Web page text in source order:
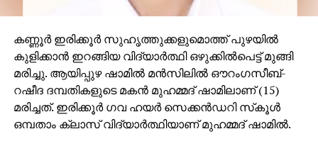
കണ്ണൂര്‍ ഇരിക്കൂര്‍ സുഹൃത്തുക്കളുമൊത്ത് പുഴയില്‍
കുളിക്കാന്‍ ഇറങ്ങിയ വിദ്യാര്‍ത്ഥി ഒഴുക്കില്‍പെട്ട് മുങ്ങി
മരിച്ചു. ആയിപ്പുഴ ഷാമില്‍ മന്‍സിലില്‍ ഔറംഗസീബ്-
റഷീദ ദമ്പതികളുടെ മകന്‍ മുഹമ്മദ് ഷാമിലാണ് (15)
മരിച്ചത്. ഇരിക്കൂര്‍ ഗവ ഹയര്‍ സെക്കന്‍ഡറി സ്‌കൂള്‍
ഒമ്പതാം ക്ലാസ് വിദ്യാര്‍ത്ഥിയാണ് മുഹമ്മദ് ഷാമില്‍.